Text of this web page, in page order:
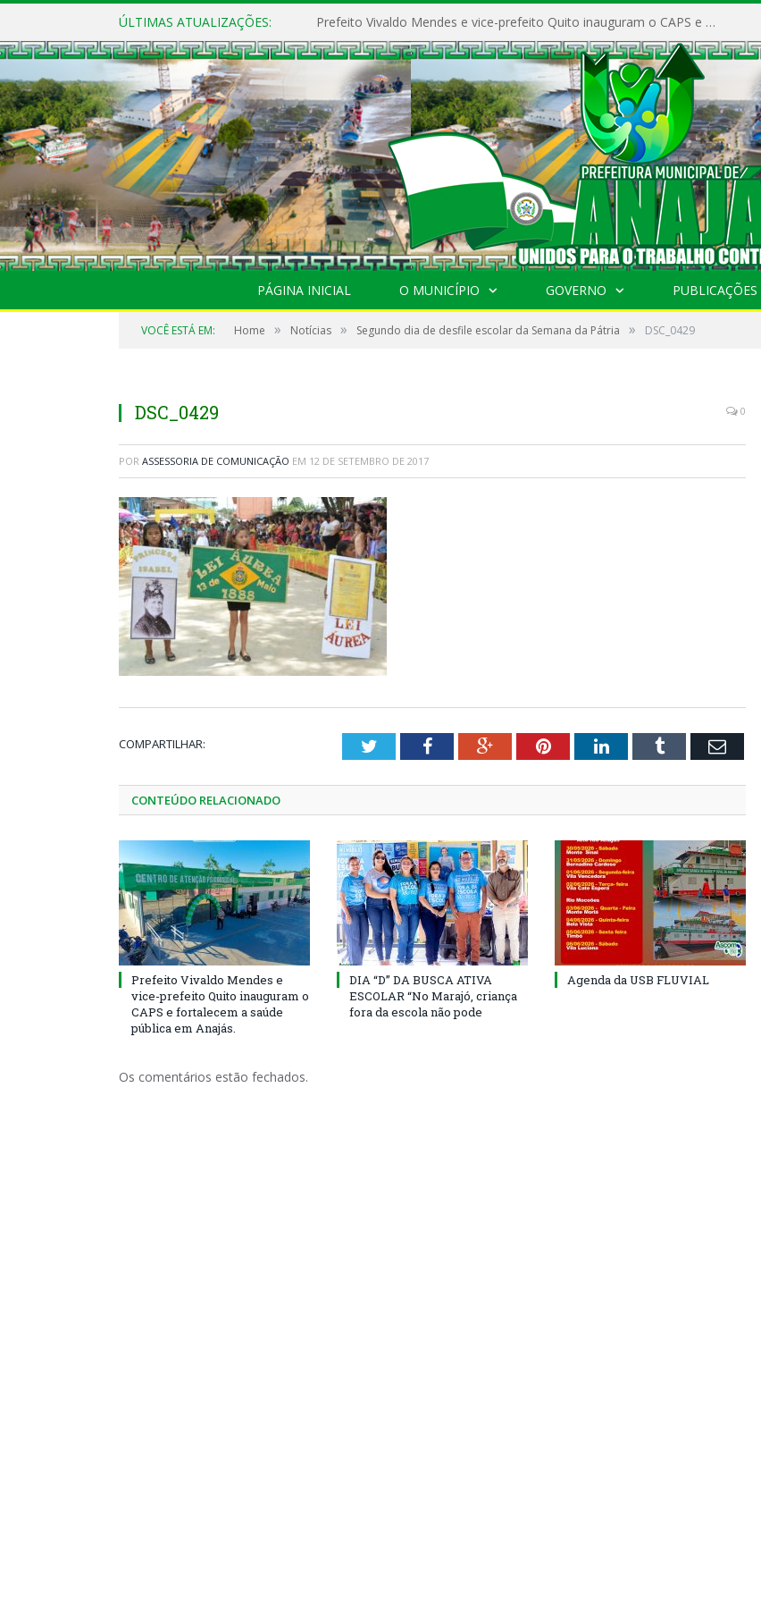
ÚLTIMAS ATUALIZAÇÕES: Prefeito Vivaldo Mendes e vice-prefeito Quito inauguram o CAPS e fortalecem a saúde pública em Anajás.
PÁGINA INICIAL O MUNICÍPIO GOVERNO PUBLICAÇÕES
VOCÊ ESTÁ EM: Home » Notícias » Segundo dia de desfile escolar da Semana da Pátria » DSC_0429
DSC_0429 0
POR ASSESSORIA DE COMUNICAÇÃO EM 12 DE SETEMBRO DE 2017
COMPARTILHAR: TwitterFacebookGoogle+PinterestLinkedInTumblr Email
CONTEÚDO RELACIONADO
Prefeito Vivaldo Mendes e
vice-prefeito Quito inauguram o
CAPS e fortalecem a saúde
pública em Anajás.
DIA “D” DA BUSCA ATIVA
ESCOLAR “No Marajó, criança
fora da escola não pode
Agenda da USB FLUVIAL
Os comentários estão fechados.